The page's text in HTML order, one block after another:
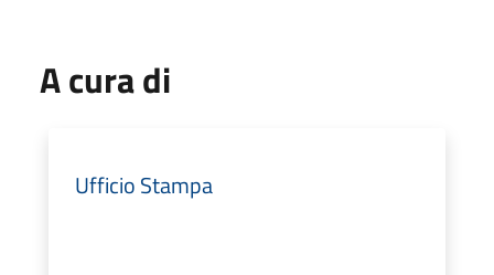
A cura di
Ufficio Stampa